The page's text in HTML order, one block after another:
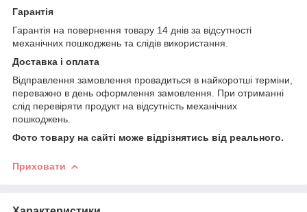
Гарантія
Гарантія на повернення товару 14 днів за відсутності
механічних пошкоджень та слідів використання.
Доставка і оплата
Відправлення замовлення провадиться в найкоротші терміни,
переважно в день оформлення замовлення. При отриманні
слід перевіряти продукт на відсутність механічних
пошкоджень.
Фото товару на сайті може відрізнятись від реального.
Приховати